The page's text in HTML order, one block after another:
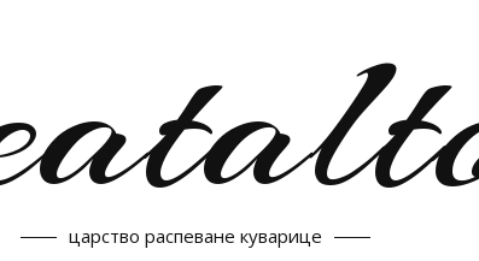
царство распеване куварице